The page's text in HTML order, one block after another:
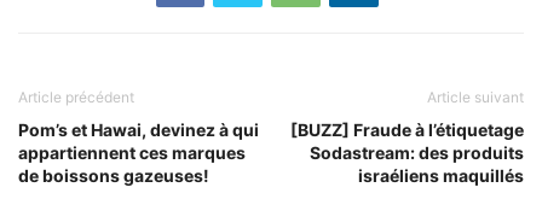
Article précédent
Pom’s et Hawai, devinez à qui
appartiennent ces marques
de boissons gazeuses!
Article suivant
[BUZZ] Fraude à l’étiquetage
Sodastream: des produits
israéliens maquillés